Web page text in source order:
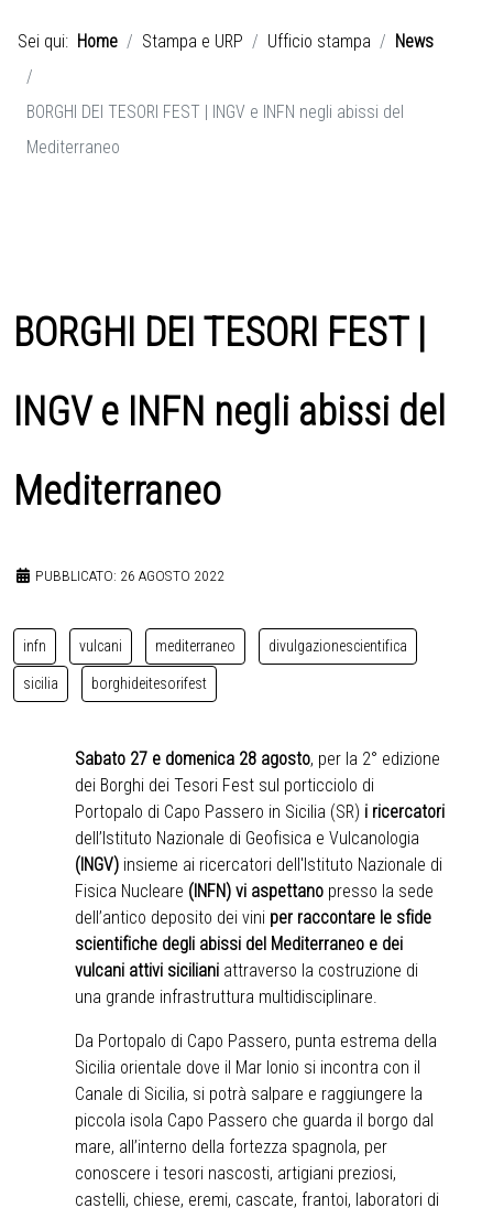
Sei qui: Home Stampa e URP Ufficio stampa News
BORGHI DEI TESORI FEST | INGV e INFN negli abissi del
Mediterraneo
BORGHI DEI TESORI FEST |
INGV e INFN negli abissi del
Mediterraneo
PUBBLICATO: 26 AGOSTO 2022
infn vulcani mediterraneo divulgazionescientifica
sicilia borghideitesorifest
Sabato 27 e domenica 28 agosto, per la 2° edizione
dei Borghi dei Tesori Fest sul porticciolo di
Portopalo di Capo Passero in Sicilia (SR) i ricercatori
dell’Istituto Nazionale di Geofisica e Vulcanologia
(INGV) insieme ai ricercatori dell'Istituto Nazionale di
Fisica Nucleare (INFN) vi aspettano presso la sede
dell’antico deposito dei vini per raccontare le sfide
scientifiche degli abissi del Mediterraneo e dei
vulcani attivi siciliani attraverso la costruzione di
una grande infrastruttura multidisciplinare.
Da Portopalo di Capo Passero, punta estrema della
Sicilia orientale dove il Mar Ionio si incontra con il
Canale di Sicilia, si potrà salpare e raggiungere la
piccola isola Capo Passero che guarda il borgo dal
mare, all’interno della fortezza spagnola, per
conoscere i tesori nascosti, artigiani preziosi,
castelli, chiese, eremi, cascate, frantoi, laboratori di